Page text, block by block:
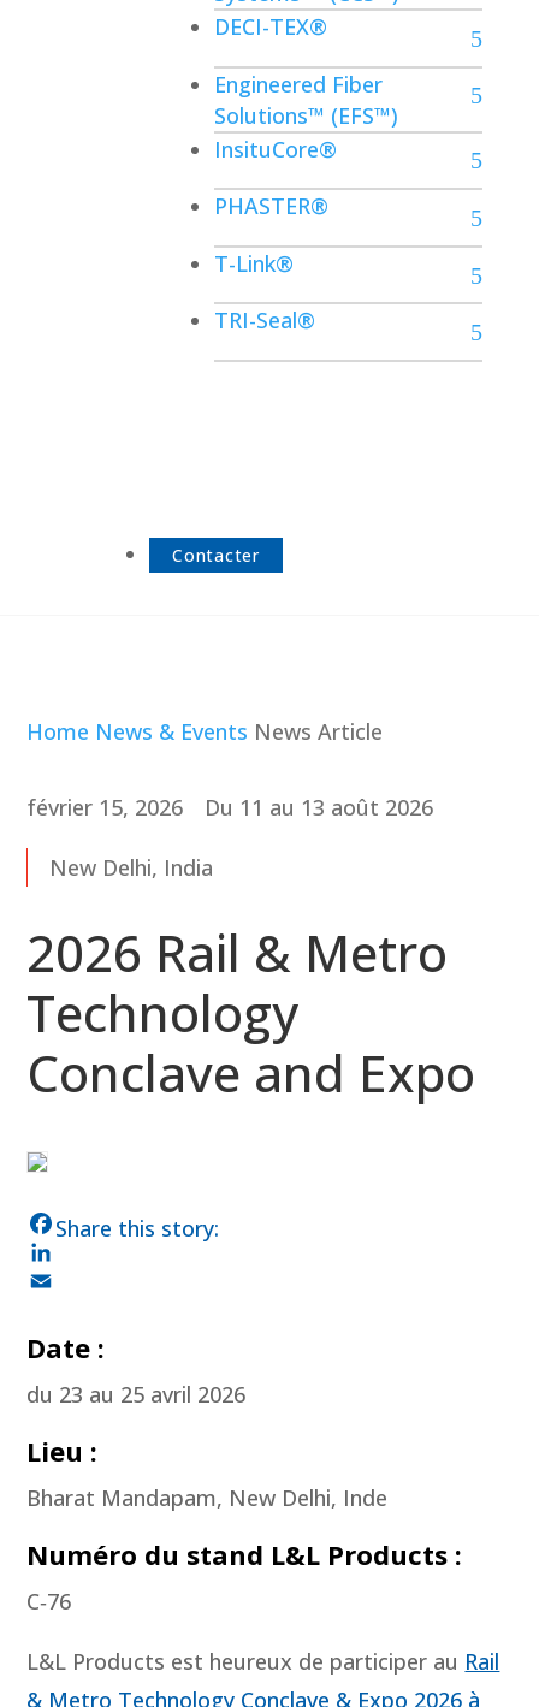
DECI-TEX®
Engineered Fiber
Solutions™ (EFS™)
InsituCore®
PHASTER®
T-Link®
TRI-Seal®
Contacter
Home News & Events News Article
février 15, 2026 Du 11 au 13 août 2026
New Delhi, India
2026 Rail & Metro
Technology
Conclave and Expo
F
a
e
b
o
k
L
n
k
e
I
n
m
a
i
Date :
du 23 au 25 avril 2026
Lieu :
Bharat Mandapam, New Delhi, Inde
Numéro du stand L&L Products :
C‑76
L&L Products est heureux de participer au Rail
& Metro Technology Conclave & Expo 2026 à